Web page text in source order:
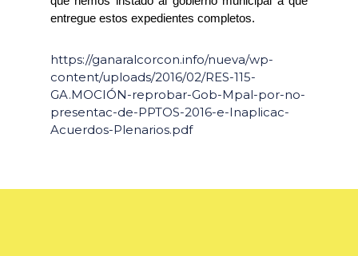
entregue estos expedientes completos.
https://ganaralcorcon.info/nueva/wp-
content/uploads/2016/02/RES-115-
GA.MOCIÓN-reprobar-Gob-Mpal-por-no-
presentac-de-PPTOS-2016-e-Inaplicac-
Acuerdos-Plenarios.pdf